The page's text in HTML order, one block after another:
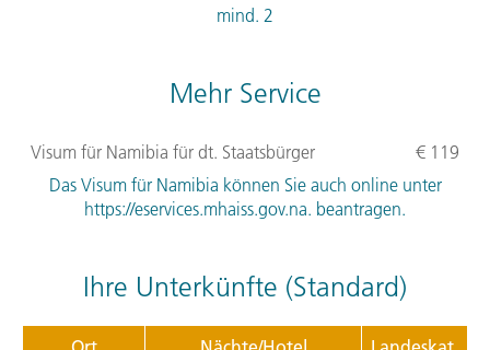
mind. 2
Mehr Service
Visum für Namibia für dt. Staatsbürger
€ 119
Das Visum für Namibia können Sie auch online unter
https://eservices.mhaiss.gov.na. beantragen.
Ihre Unterkünfte (Standard)